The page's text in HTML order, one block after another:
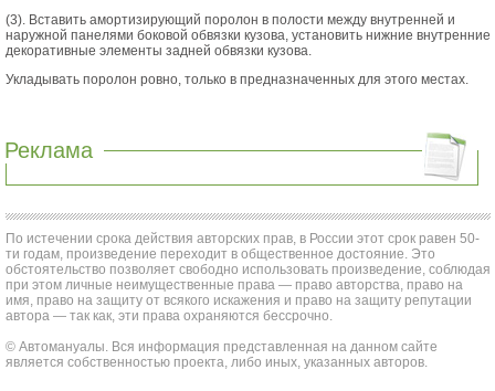
(3). Вставить амортизирующий поролон в полости между внутренней и
наружной панелями боковой обвязки кузова, установить нижние внутренние
декоративные элементы задней обвязки кузова.
Укладывать поролон ровно, только в предназначенных для этого местах.
Реклама
По истечении срока действия авторских прав, в России этот срок равен 50-
ти годам, произведение переходит в общественное достояние. Это
обстоятельство позволяет свободно использовать произведение, соблюдая
при этом личные неимущественные права — право авторства, право на
имя, право на защиту от всякого искажения и право на защиту репутации
автора — так как, эти права охраняются бессрочно.
© Автомануалы. Вся информация представленная на данном сайте
является собственностью проекта, либо иных, указанных авторов.